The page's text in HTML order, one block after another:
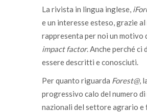
La rivista in lingua inglese,
e un interesse esteso, grazie
rappresenta per noi un motivo
impact factor. Anche perché
essere descritti e conosciuti.
Per quanto riguarda Forest@,
progressivo calo del numero
nazionali del settore agrario